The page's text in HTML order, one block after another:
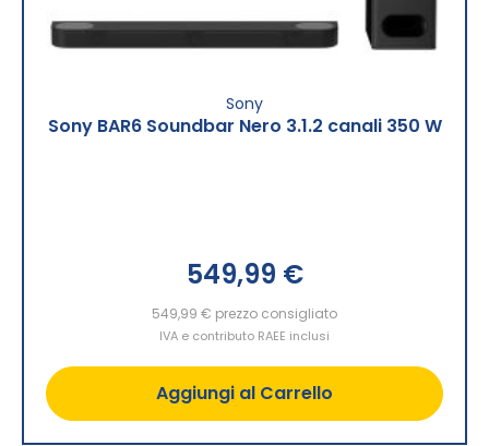
Sony
Sony BAR6 Soundbar Nero 3.1.2 canali 350 W
549,99 €
549,99 € prezzo consigliato
IVA e contributo RAEE inclusi
Aggiungi al Carrello